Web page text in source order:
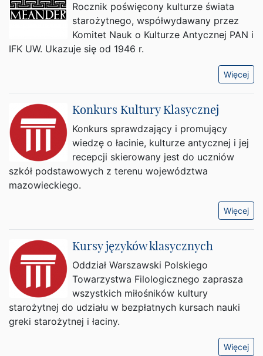
Rocznik poświęcony kulturze świata
starożytnego, współwydawany przez
Komitet Nauk o Kulturze Antycznej PAN i
IFK UW. Ukazuje się od 1946 r.
Więcej
Konkurs Kultury Klasycznej
Konkurs sprawdzający i promujący
wiedzę o łacinie, kulturze antycznej i jej
recepcji skierowany jest do uczniów
szkół podstawowych z terenu województwa
mazowieckiego.
Więcej
Kursy języków klasycznych
Oddział Warszawski Polskiego
Towarzystwa Filologicznego zaprasza
wszystkich miłośników kultury
starożytnej do udziału w bezpłatnych kursach nauki
greki starożytnej i łaciny.
Więcej